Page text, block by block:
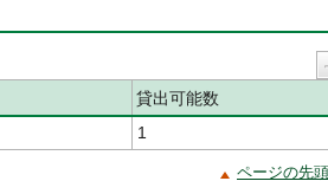
貸出可能数
1
ページの先